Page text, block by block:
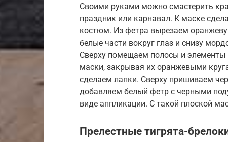
Своими руками можно смастерить
праздник или карнавал. К маске
костюм. Из фетра вырезаем
белые части вокруг глаз и снизу
Сверху помещаем полосы и элементы
маски, закрывая их оранжевыми
сделаем лапки. Сверху пришиваем
добавляем белый фетр с черными
виде аппликации. С такой плоской
Прелестные тигрята-